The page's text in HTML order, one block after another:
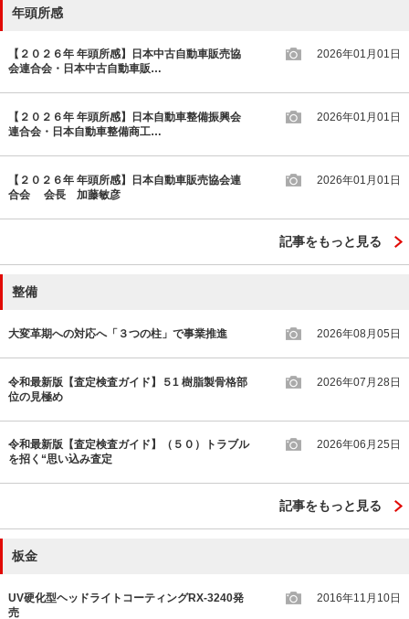
年頭所感
【２０２６年 年頭所感】日本中古自動車販売協
会連合会・日本中古自動車販…
2026年01月01日
【２０２６年 年頭所感】日本自動車整備振興会
連合会・日本自動車整備商工…
2026年01月01日
【２０２６年 年頭所感】日本自動車販売協会連
合会 会長 加藤敏彦
2026年01月01日
記事をもっと見る
整備
大変革期への対応へ「３つの柱」で事業推進 2026年08月05日
令和最新版【査定検査ガイド】５1 樹脂製骨格部
位の見極め
2026年07月28日
令和最新版【査定検査ガイド】（５０）トラブル
を招く“思い込み査定
2026年06月25日
記事をもっと見る
板金
UV硬化型ヘッドライトコーティングRX-3240発
売
2016年11月10日